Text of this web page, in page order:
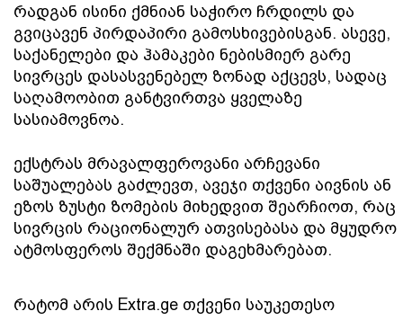
რადგან ისინი ქმნიან საჭირო ჩრდილს და
გვიცავენ პირდაპირი გამოსხივებისგან. ასევე,
საქანელები და ჰამაკები ნებისმიერ გარე
სივრცეს დასასვენებელ ზონად აქცევს, სადაც
საღამოობით განტვირთვა ყველაზე
სასიამოვნოა.
ექსტრას მრავალფეროვანი არჩევანი
საშუალებას გაძლევთ, ავეჯი თქვენი აივნის ან
ეზოს ზუსტი ზომების მიხედვით შეარჩიოთ, რაც
სივრცის რაციონალურ ათვისებასა და მყუდრო
ატმოსფეროს შექმნაში დაგეხმარებათ.
რატომ არის Extra.ge თქვენი საუკეთესო